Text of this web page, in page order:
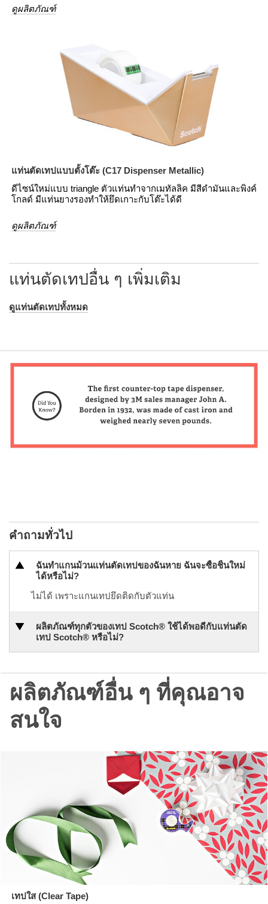
ดูผลิตภัณฑ์
แท่นตัดเทปแบบตั้งโต๊ะ (C17 Dispenser Metallic)
ดีไซน์ใหม่แบบ triangle ตัวแท่นทำจากเมทัลลิค มีสีดำมันและพิงค์
โกลด์ มีแท่นยางรองทำให้ยึดเกาะกับโต๊ะได้ดี
ดูผลิตภัณฑ์
แท่นตัดเทปอื่น ๆ เพิ่มเติม
ดูแท่นตัดเทปทั้งหมด
คำถามทั่วไป
ฉันทำแกนม้วนแท่นตัดเทปของฉันหาย ฉันจะซื้อชิ้นใหม่
ได้หรือไม่?
ไม่ได้ เพราะแกนเทปยึดติดกับตัวแท่น
ผลิตภัณฑ์ทุกตัวของเทป Scotch® ใช้ได้พอดีกับแท่นตัด
เทป Scotch® หรือไม่?
ผลิตภัณฑ์อื่น ๆ ที่คุณอาจ
สนใจ
เทปใส (Clear Tape)